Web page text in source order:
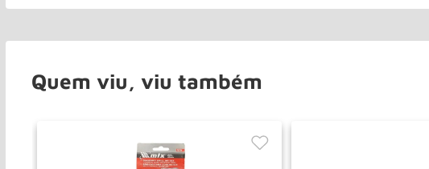
Quem viu, viu também